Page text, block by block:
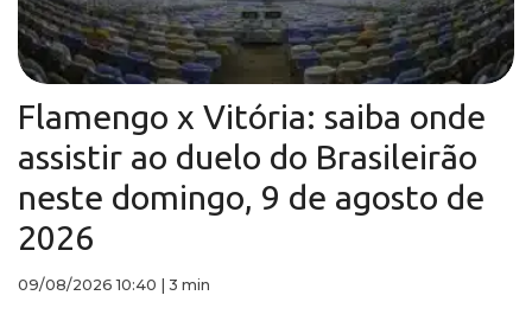
Flamengo x Vitória: saiba onde
assistir ao duelo do Brasileirão
neste domingo, 9 de agosto de
2026
09/08/2026 10:40 3 min